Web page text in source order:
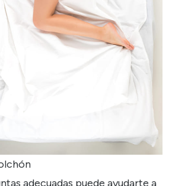
adecuadas puede ayudarte a